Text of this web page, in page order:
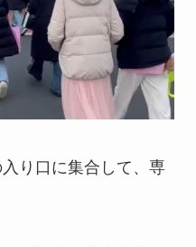
り口に集合して、専